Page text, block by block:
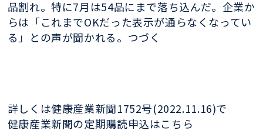
品割れ。特に7月は54品にまで落ち込んだ。企業か
らは「これまでOKだった表示が通らなくなってい
る」との声が聞かれる。つづく
詳しくは健康産業新聞1752号(2022.11.16)で
健康産業新聞の定期購読申込はこちら